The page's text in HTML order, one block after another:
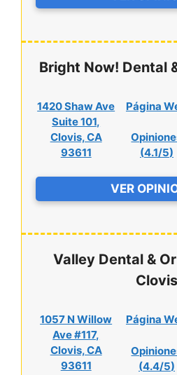
Bright Now! Dental
1420 Shaw Ave
Suite 101,
Clovis, CA
93611
Página
(4.1/5)
VER
Valley Dental &
Clovis
1057 N Willow
Ave #117,
Clovis, CA
93611
Página
(4.4/5)